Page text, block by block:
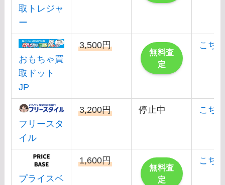
取トレジャ
ー
おもちゃ買
取ドット
JP
3,500円
無料査
定
こち
フリースタ
イル
3,200円 停止中 こち
プライスベ
1,600円
無料査
定
こち